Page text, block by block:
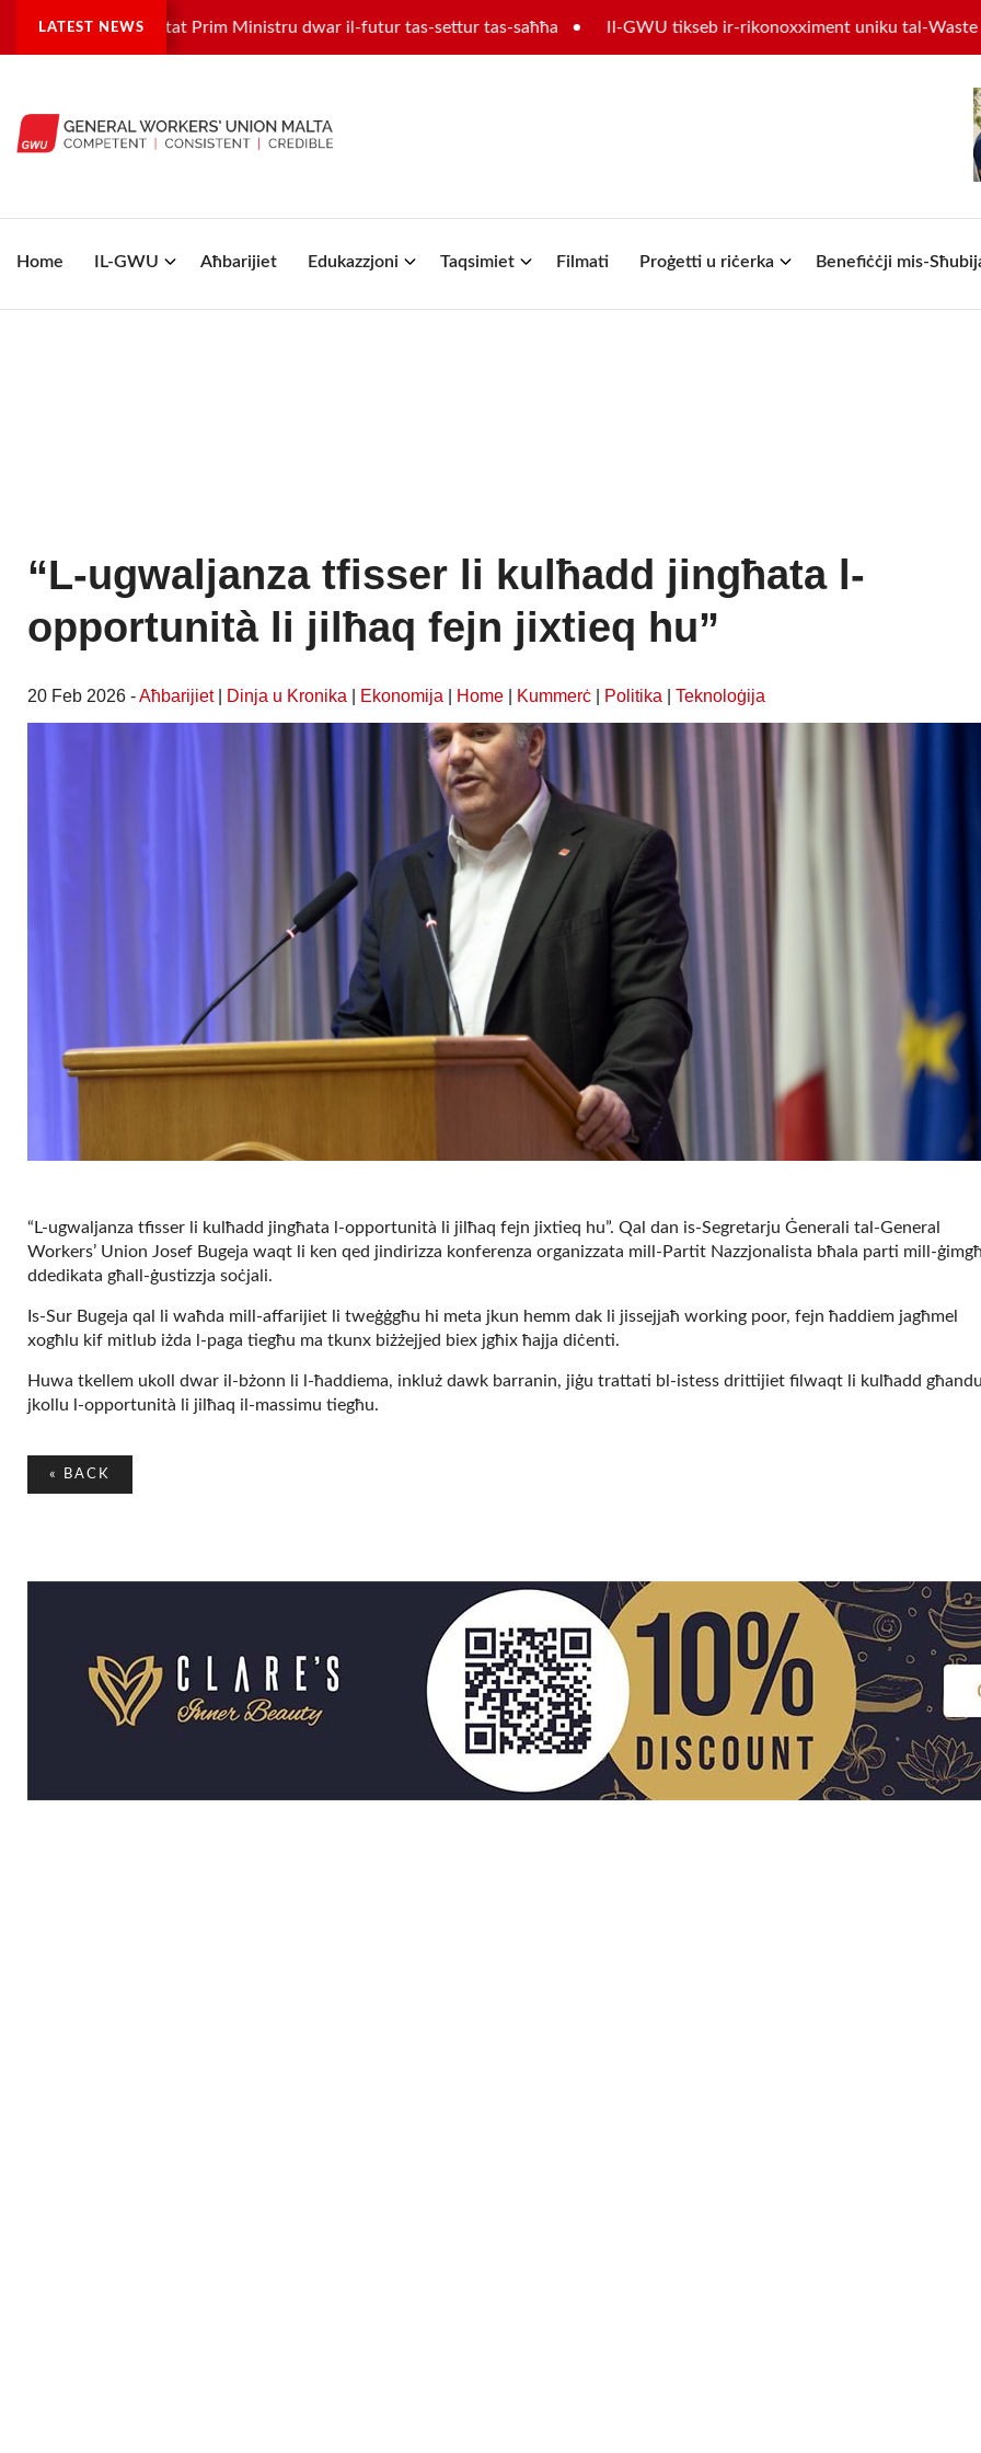
LATEST NEWS
u d-Deputat Prim Ministru dwar il-futur tas-settur tas-saħħa Il-GWU tikseb ir-rikonoxximent uniku tal-Waste
Home IL-GWU Aħbarijiet Edukazzjoni Taqsimiet Filmati Proġetti u riċerka Benefiċċji mis-
“L-ugwaljanza tfisser li kulħadd jingħata l-
opportunità li jilħaq fejn jixtieq hu”
20 Feb 2026 -Aħbarijiet| Dinja u Kronika Ekonomija Home Kummerċ Politika Teknoloġija
“L-ugwaljanza tfisser li kulħadd jingħata l-opportunità li jilħaq fejn jixtieq hu”. Qal dan is-Segretarju Ġenerali tal-General
Workers’ Union Josef Bugeja waqt li ken qed jindirizza konferenza organizzata mill-Partit Nazzjonalista bħala parti mill-
ddedikata għall-ġustizzja soċjali.
Is-Sur Bugeja qal li waħda mill-affarijiet li tweġġgħu hi meta jkun hemm dak li jissejjaħ working poor, fejn ħaddiem jagħmel
xogħlu kif mitlub iżda l-paga tiegħu ma tkunx biżżejjed biex jgħix ħajja diċenti.
Huwa tkellem ukoll dwar il-bżonn li l-ħaddiema, inkluż dawk barranin, jiġu trattati bl-istess drittijiet filwaqt li kulħadd
jkollu l-opportunità li jilħaq il-massimu tiegħu.
« BACK